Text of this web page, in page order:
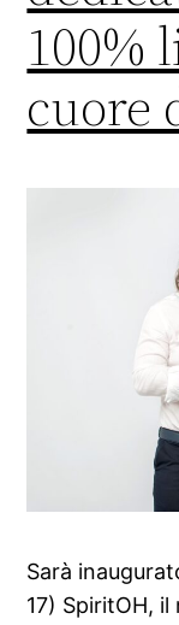
100%
cuore
Sarà
17) SpiritOH,